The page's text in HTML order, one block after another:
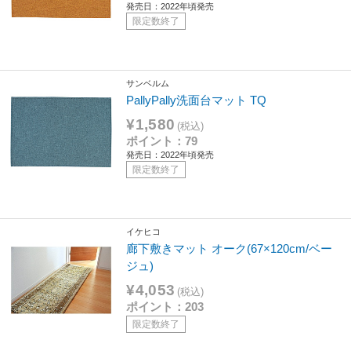
発売日：2022年頃発売
限定数終了
サンベルム
PallyPally洗面台マット TQ
¥1,580 (税込)
ポイント：79
発売日：2022年頃発売
限定数終了
イケヒコ
廊下敷きマット オーク(67×120cm/ベー
ジュ)
¥4,053 (税込)
ポイント：203
限定数終了